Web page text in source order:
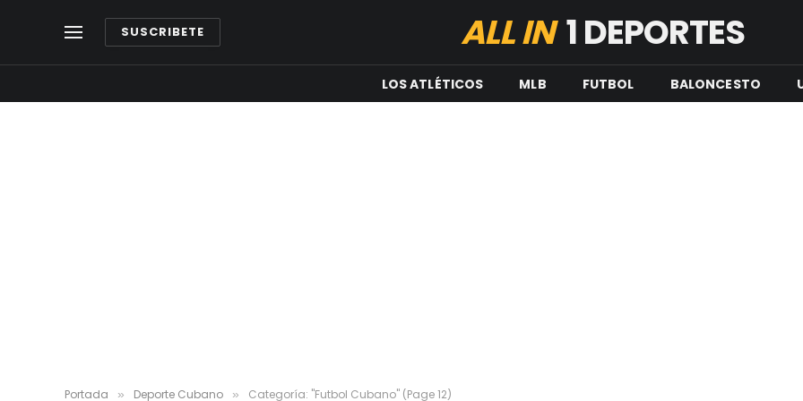
SUSCRIBETE ALL IN1 DEPORTES
LOS ATLÉTICOS MLB FUTBOL BALONCESTO
Portada » Deporte Cubano » Categoría: "Futbol Cubano" (Page 12)